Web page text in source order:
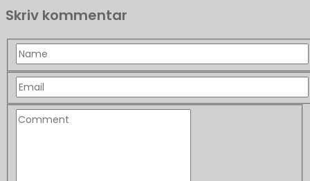
Skriv kommentar